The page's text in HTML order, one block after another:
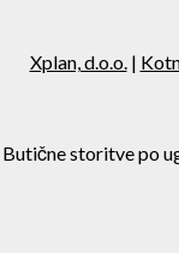
Xplan, d.o.o.|
Butične storitve po